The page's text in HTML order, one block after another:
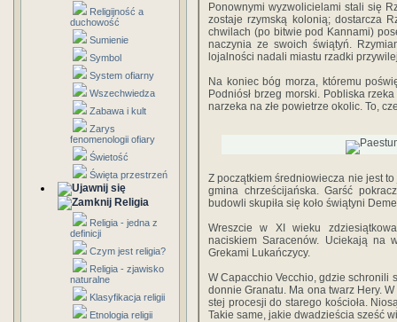
Religijność a
duchowość
Sumienie
Symbol
System ofiarny
Wszechwiedza
Zabawa i kult
Zarys
fenomenologii ofiary
Świetość
Święta przestrzeń
Religia
Religia - jedna z
definicji
Czym jest religia?
Religia - zjawisko
naturalne
Klasyfikacja religii
Etnologia religii
Ponownymi wyzwolicielami stali się
zostaje rzymską kolonią; dostarcza
chwi­lach (po bitwie pod Kannami)
naczynia ze swoich świątyń.
lojalności nadali miastu rzadki
Na koniec bóg morza, któremu
Pod­niósł brzeg morski. Pobliska
narzeka na złe powietrze okolic. To,
Z początkiem średniowiecza nie jest
gmina chrześcijańska. Garść
budowli skupiła się koło świątyni
Wreszcie w XI wieku
naciskiem Saracenów. Uciekają na
Grekami Lukańczycy.
W Capacchio Vecchio, gdzie schronili
donnie Granatu. Ma ona twarz Hery.
stej procesji do starego kościoła.
Takie same, jakie dwadzieścia sześć